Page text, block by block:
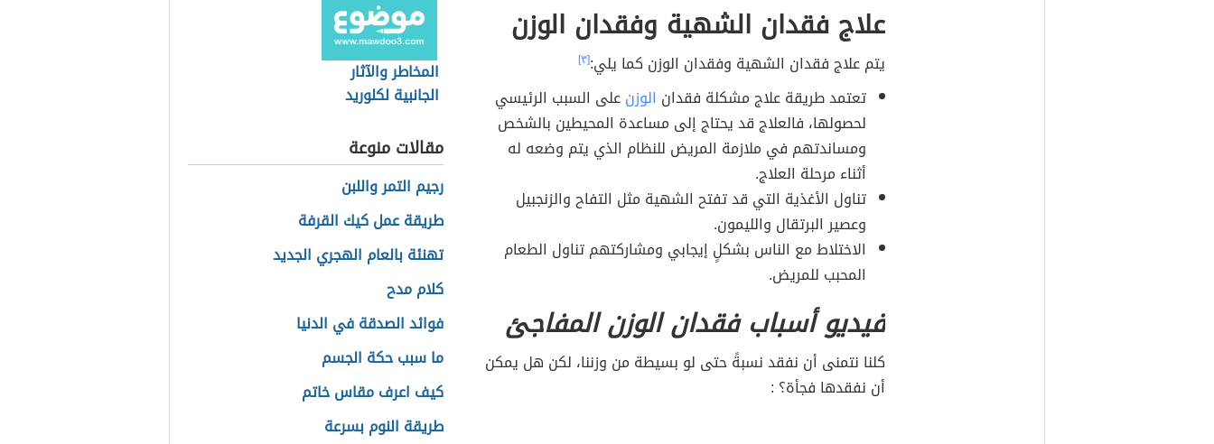
علاج فقدان الشهية وفقدان الوزن
يتم علاج فقدان الشهية وفقدان الوزن كما يلي:[٣]
تعتمد طريقة علاج مشكلة فقدان الوزنعلى السبب الرئيسي
لحصولها، فالعلاج قد يحتاج إلى مساعدة المحيطين بالشخص
ومساندتهم في ملازمة المريض للنظام الذي يتم وضعه له
أثناء مرحلة العلاج.
تناول الأغذية التي قد تفتح الشهية مثل التفاح والزنجبيل
وعصير البرتقال والليمون.
الاختلاط مع الناس بشكلٍ إيجابي ومشاركتهم تناول الطعام
المحبب للمريض.
فيديو أسباب فقدان الوزن المفاجئ
كلنا نتمنى أن نفقد نسبةً حتى لو بسيطة من وزننا، لكن هل يمكن
أن نفقدها فجأة؟ :
المخاطر والآثار
الجانبية لكلوريد
مقالات منوعة
رجيم التمر واللبن
طريقة عمل كيك القرفة
تهنئة بالعام الهجري الجديد
كلام مدح
فوائد الصدقة في الدنيا
ما سبب حكة الجسم
كيف اعرف مقاس خاتم
طريقة النوم بسرعة